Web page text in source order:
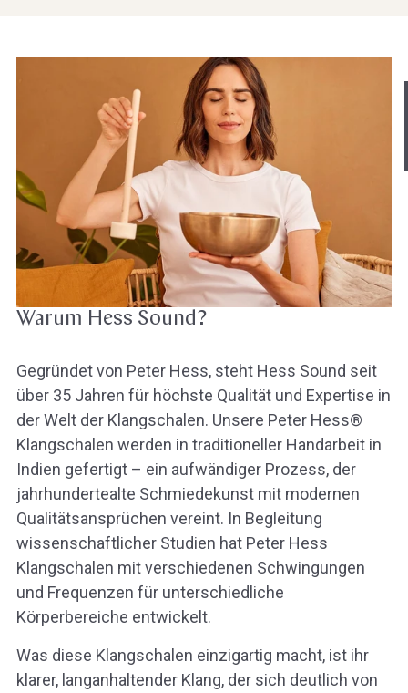
Warum Hess Sound?
Gegründet von Peter Hess, steht Hess Sound seit
über 35 Jahren für höchste Qualität und Expertise in
der Welt der Klangschalen. Unsere Peter Hess®
Klangschalen werden in traditioneller Handarbeit in
Indien gefertigt – ein aufwändiger Prozess, der
jahrhundertealte Schmiedekunst mit modernen
Qualitätsansprüchen vereint. In Begleitung
wissenschaftlicher Studien hat Peter Hess
Klangschalen mit verschiedenen Schwingungen
und Frequenzen für unterschiedliche
Körperbereiche entwickelt.
Was diese Klangschalen einzigartig macht, ist ihr
klarer, langanhaltender Klang, der sich deutlich von
Hast du heute gefunden, was du
Ja sofort
Klangschalen
Wissen oder Ratgeber
Computer